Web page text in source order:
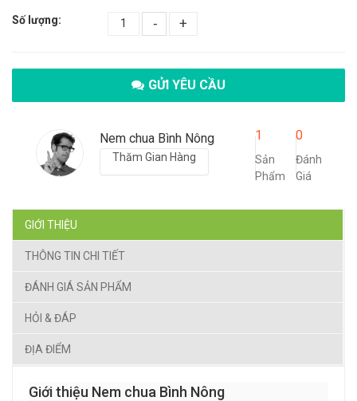
Số lượng: - +
GỬI YÊU CẦU
Nem chua Bình Nông
Thăm Gian Hàng
1
Sản
Phẩm
0
Đánh
Giá
GIỚI THIỆU
THÔNG TIN CHI TIẾT
ĐÁNH GIÁ SẢN PHẨM
HỎI & ĐÁP
ĐỊA ĐIỂM
Giới thiệu Nem chua Bình Nông